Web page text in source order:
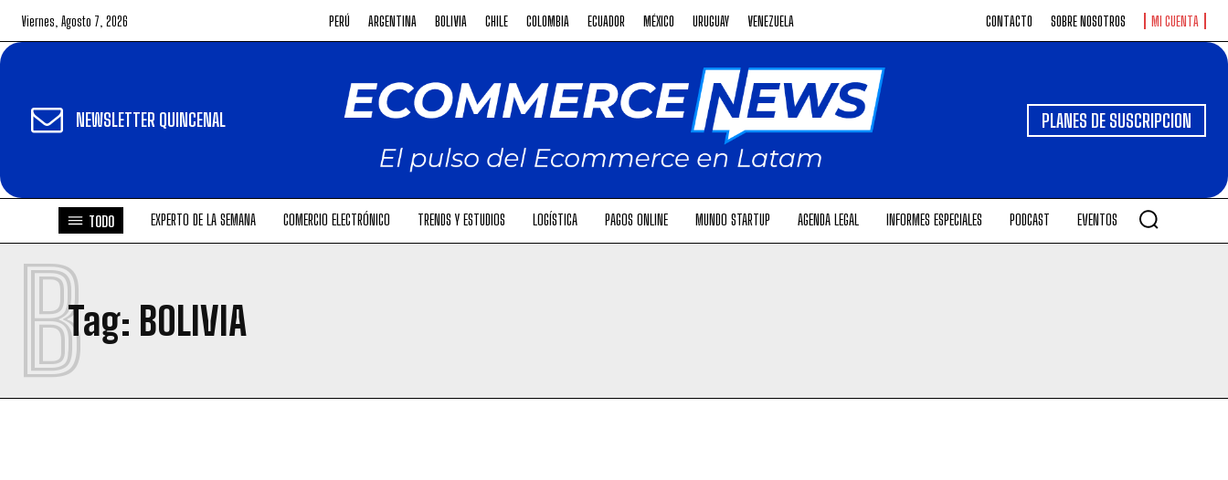
Viernes, Agosto 7, 2026 PERÚ ARGENTINA BOLIVIA CHILE COLOMBIA ECUADOR MÉXICO URUGUAY VENEZUELA CONTACTO SOBRE NOSOTROS MI CUENTA
NEWSLETTER QUINCENAL PLANES DE SUSCRIPCION
TODO EXPERTO DE LA SEMANA COMERCIO ELECTRÓNICO TRENDS Y ESTUDIOS LOGÍSTICA PAGOS ONLINE MUNDO STARTUP AGENDA LEGAL INFORMES ESPECIALES PODCAST EVENTOS
Tag: BOLIVIA
B